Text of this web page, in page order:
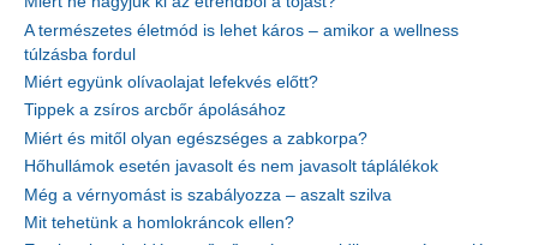
A természetes életmód is lehet káros – amikor a wellness
túlzásba fordul
Miért együnk olívaolajat lefekvés előtt?
Tippek a zsíros arcbőr ápolásához
Miért és mitől olyan egészséges a zabkorpa?
Hőhullámok esetén javasolt és nem javasolt táplálékok
Még a vérnyomást is szabályozza – aszalt szilva
Mit tehetünk a homlokráncok ellen?